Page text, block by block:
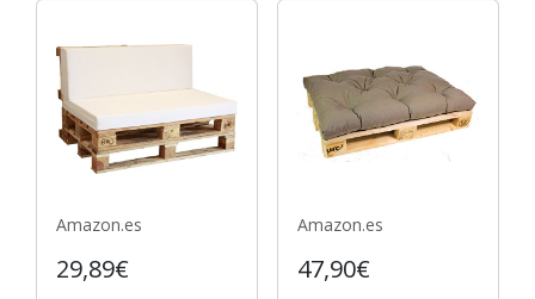
Amazon.es
29,89€
Amazon.es
47,90€